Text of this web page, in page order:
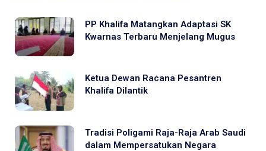
PP Khalifa Matangkan Adaptasi SK
Kwarnas Terbaru Menjelang Mugus
Ketua Dewan Racana Pesantren
Khalifa Dilantik
Tradisi Poligami Raja-Raja Arab Saudi
dalam Mempersatukan Negara